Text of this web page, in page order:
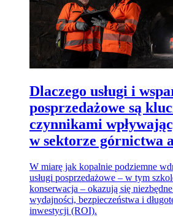
Dlaczego usługi i
posprzedażowe są
czynnikami
w sektorze górnictwa
W miarę jak kopalnie podziemne
usługi posprzedażowe – w tym
konserwacja – okazują się
wydajności, bezpieczeństwa i
inwestycji (ROI).